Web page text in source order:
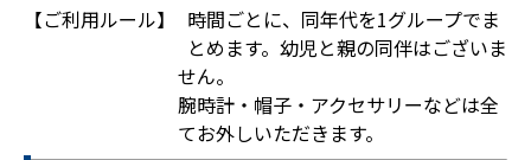
【ご利用ルール】
時間ごとに、同年代を1グループでま
とめます。幼児と親の同伴はございま
せん。
腕時計・帽子・アクセサリーなどは全
てお外しいただきます。